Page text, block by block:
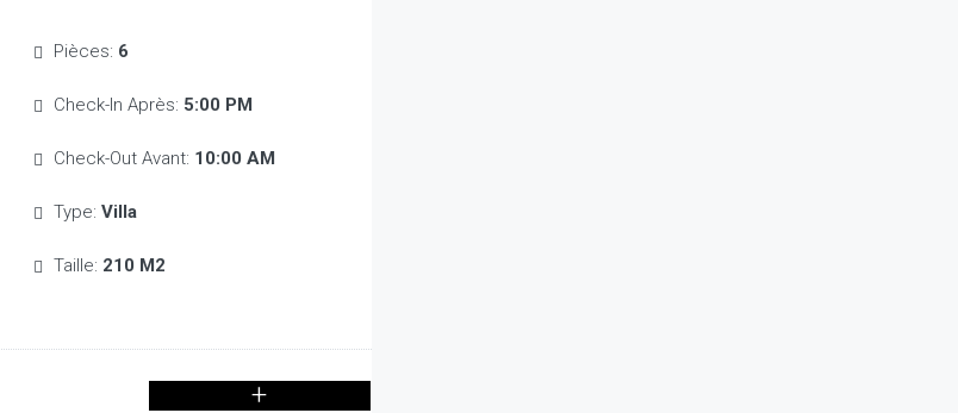
Pièces: 6
Check-In Après: 5:00 PM
Check-Out Avant: 10:00 AM
Type:Villa
Taille: 210 M2
+